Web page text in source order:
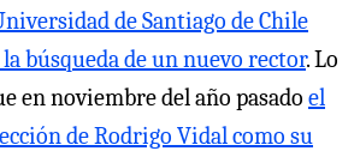
de Santiago de Chile
búsqueda de un nuevo rector. Lo
en noviembre del año pasado el
de Rodrigo Vidal como su